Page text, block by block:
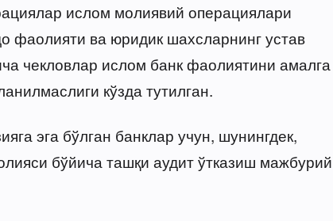
ислом молиявий операциялари
фаолияти ва юридик шахсларнинг устав
чекловлар ислом банк фаолиятини амалга
кўзда тутилган.
эга бўлган банклар учун, шунингдек,
бўйича ташқи аудит ўтказиш мажбурий